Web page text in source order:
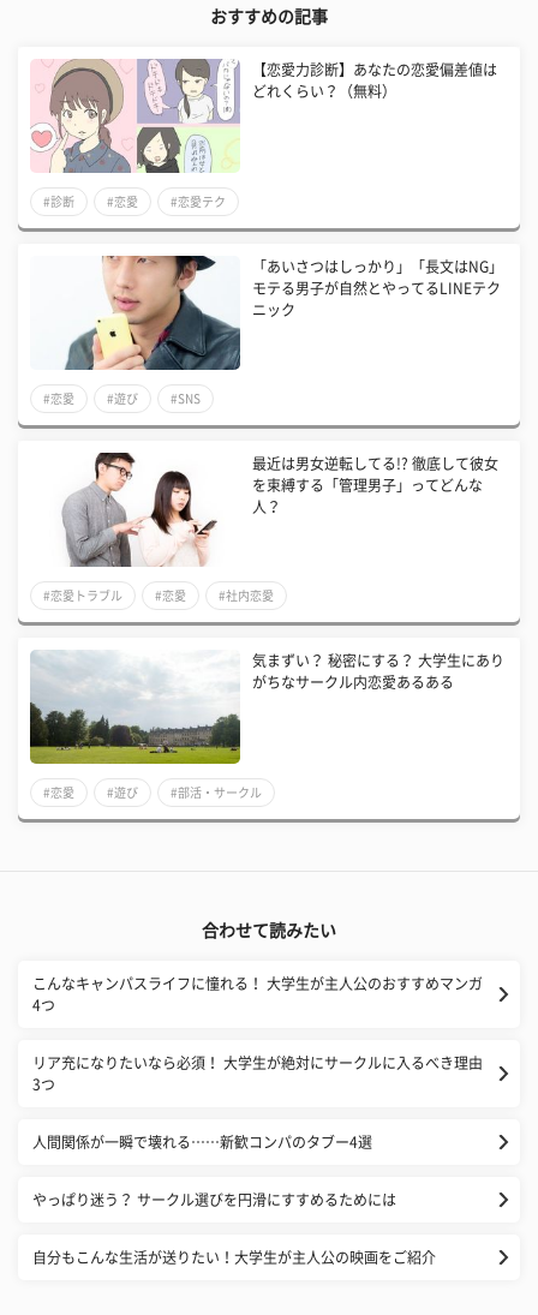
おすすめの記事
【恋愛力診断】あなたの恋愛偏差値は
どれくらい？（無料）
#診断 #恋愛 #恋愛テク
「あいさつはしっかり」「長文はNG」
モテる男子が自然とやってるLINEテク
ニック
#恋愛 #遊び #SNS
最近は男女逆転してる!? 徹底して彼女
を束縛する「管理男子」ってどんな
人？
#恋愛トラブル #恋愛 #社内恋愛
気まずい？ 秘密にする？ 大学生にあり
がちなサークル内恋愛あるある
#恋愛 #遊び #部活・サークル
合わせて読みたい
こんなキャンパスライフに憧れる！ 大学生が主人公のおすすめマンガ
4つ
リア充になりたいなら必須！ 大学生が絶対にサークルに入るべき理由
3つ
人間関係が一瞬で壊れる……新歓コンパのタブー4選
やっぱり迷う？ サークル選びを円滑にすすめるためには
自分もこんな生活が送りたい！大学生が主人公の映画をご紹介